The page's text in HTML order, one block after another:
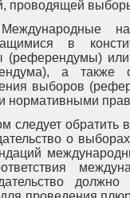
проводящей
в
(референдумы) или
а также
выборов
нормативными
следует обратить
о